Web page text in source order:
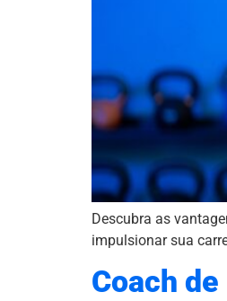
Descubra as
impulsionar sua
Coach